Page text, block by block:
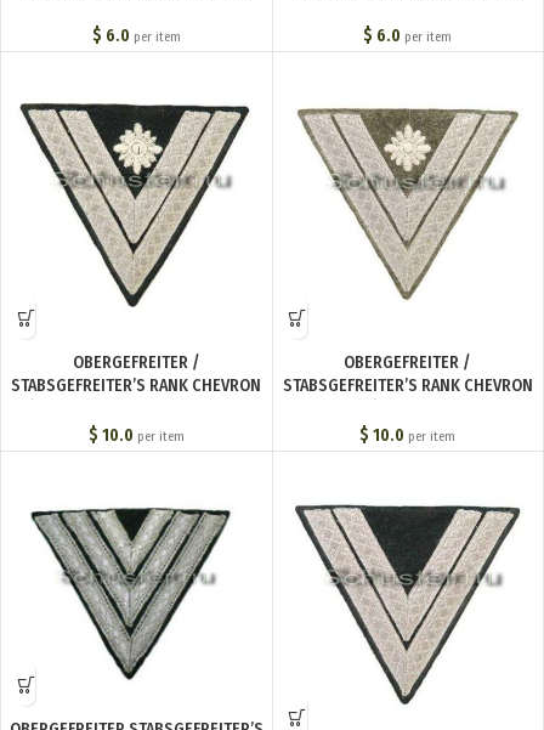
063-Z
$ 6.0 per item
090-Z
$ 6.0 per item
OBERGEFREITER /
STABSGEFREITER’S RANK CHEVRON
(Stabsgefreiter)) M4-122-Z
$ 10.0 per item
OBERGEFREITER /
STABSGEFREITER’S RANK CHEVRON
ефрейтора обр. 1944 г.
(Stabsgefreiter)) M4-125-Z
$ 10.0 per item